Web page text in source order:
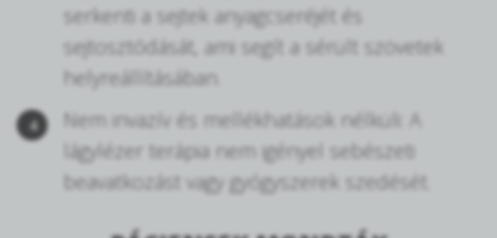
serkenti a sejtek anyagcseréjét és
sejtosztódását, ami segít a sérült szövetek
helyreállításában.
Nem invazív és mellékhatások nélküli: A
lágylézer terápia nem igényel sebészeti
beavatkozást vagy gyógyszerek szedését.